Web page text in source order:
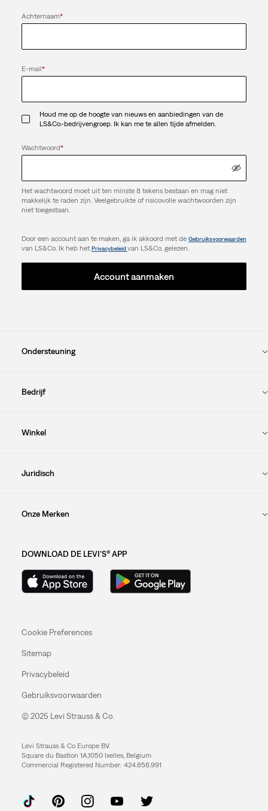
Achternaam*
E-mail*
Houd me op de hoogte van nieuws en aanbiedingen van de
LS&Co.-bedrijvengroep. Ik kan me te allen tijde afmelden.
Wachtwoord*
Het wachtwoord moet uit ten minste 8 tekens bestaan en mag niet
makkelijk te raden zijn. Veelgebruikte of risicovolle wachtwoorden zijn
niet toegestaan.
Door een account aan te maken, ga ik akkoord met de Gebruiksvoorwaarden
van LS&Co. Ik heb hetPrivacybeleid van LS&Co. gelezen.
Account aanmaken
Ondersteuning
Bedrijf
Winkel
Juridisch
Onze Merken
DOWNLOAD DE LEVI'S® APP
Cookie Preferences
Sitemap
Privacybeleid
Gebruiksvoorwaarden
© 2025 Levi Strauss & Co.
Levi Strauss & Co Europe BV.
Square du Bastion 1A,1050 Ixelles, Belgium
Commercial Registered Number: 424.656.991